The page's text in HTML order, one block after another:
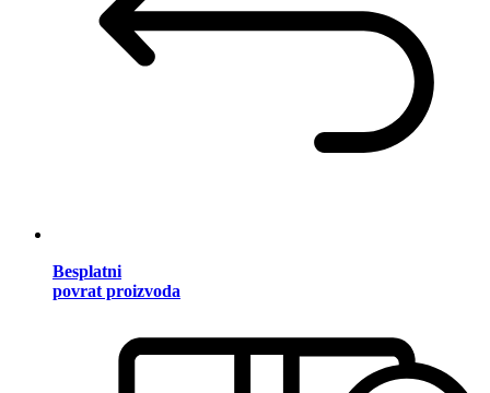
Besplatni
povrat proizvoda